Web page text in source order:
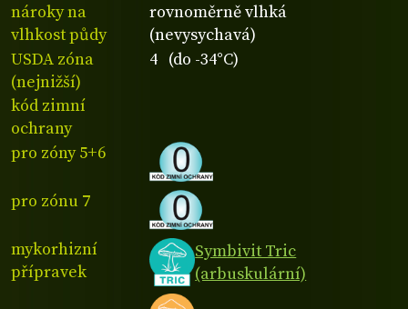
nároky na
vlhkost půdy
rovnoměrně vlhká
(nevysychavá)
USDA zóna
(nejnižší)
4 (do -34°C)
kód zimní
ochrany
pro zóny 5+6
pro zónu 7
mykorhizní
přípravek
Symbivit Tric
(arbuskulární)